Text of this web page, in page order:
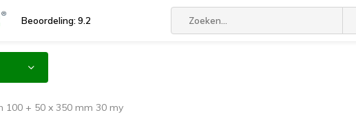
Beoordeling: 9.2
100 + 50 x 350 mm 30 my